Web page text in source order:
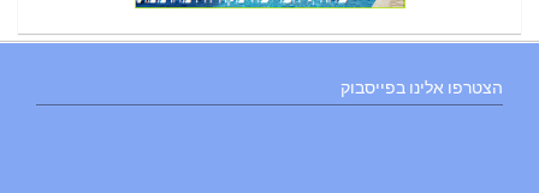
הצטרפו אלינו בפייסבוק